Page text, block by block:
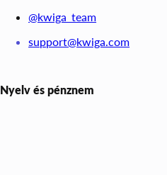
@kwiga_team
support@kwiga.com
Nyelv és pénznem